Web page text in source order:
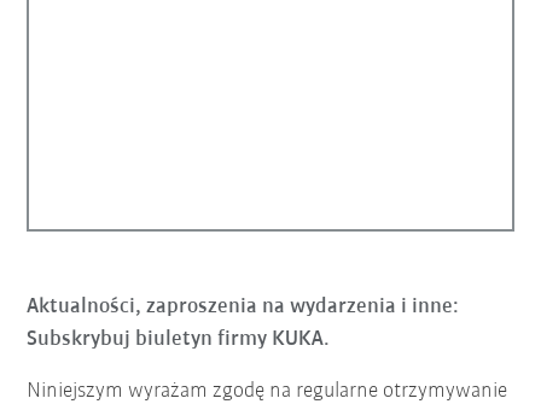
Aktualności, zaproszenia na wydarzenia i inne:
Subskrybuj biuletyn firmy KUKA.
Niniejszym wyrażam zgodę na regularne otrzymywanie